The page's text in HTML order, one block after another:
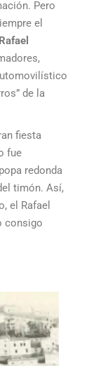
Pero
el
Rafael
de la
fiesta
fue
redonda
timón. Así,
el Rafael
consigo